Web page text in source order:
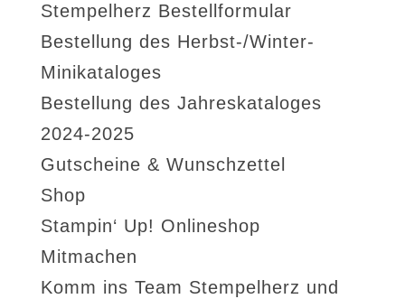
Stempelherz Bestellformular
Bestellung des Herbst-/Winter-
Minikataloges
Bestellung des Jahreskataloges
2024-2025
Gutscheine & Wunschzettel
Shop
Stampin‘ Up! Onlineshop
Mitmachen
Komm ins Team Stempelherz und